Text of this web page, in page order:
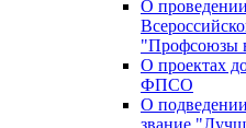
О
"Профсоюзы
О проектах
ФПСО
О
звание